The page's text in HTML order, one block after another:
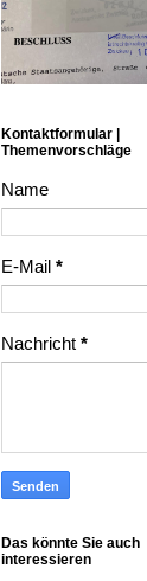
Kontaktformular |
Themenvorschläge
Name
E-Mail *
Nachricht *
Das könnte Sie auch
interessieren